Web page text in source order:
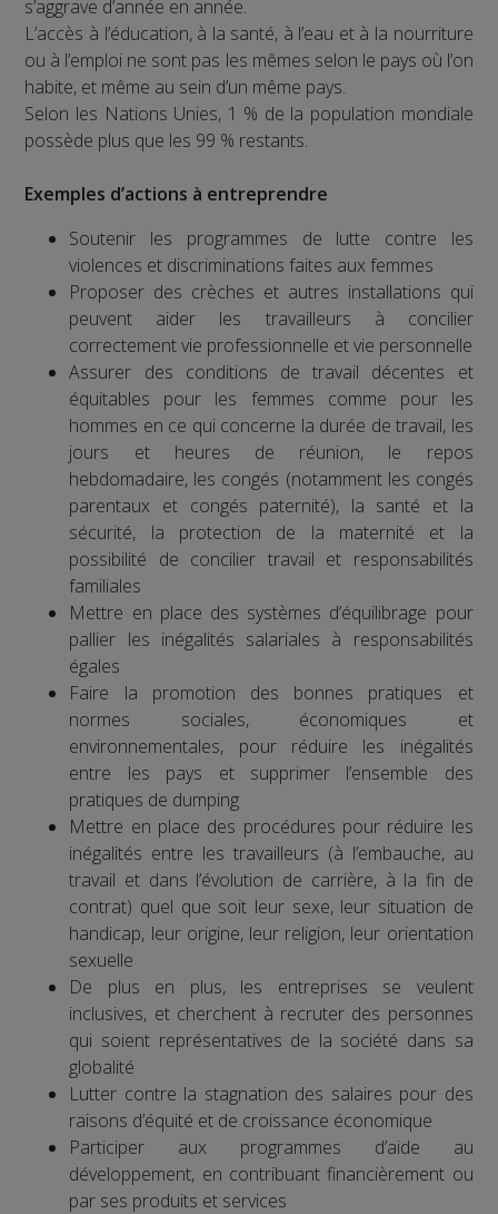
s’aggrave d’année en année.
L’accès à l’éducation, à la santé, à l’eau et à la nourriture
ou à l’emploi ne sont pas les mêmes selon le pays où l’on
habite, et même au sein d’un même pays.
Selon les Nations Unies, 1 % de la population mondiale
possède plus que les 99 % restants.
Exemples d’actions à entreprendre
Soutenir les programmes de lutte contre les
violences et discriminations faites aux femmes
Proposer des crèches et autres installations qui
peuvent aider les travailleurs à concilier
correctement vie professionnelle et vie personnelle
Assurer des conditions de travail décentes et
équitables pour les femmes comme pour les
hommes en ce qui concerne la durée de travail, les
jours et heures de réunion, le repos
hebdomadaire, les congés (notamment les congés
parentaux et congés paternité), la santé et la
sécurité, la protection de la maternité et la
possibilité de concilier travail et responsabilités
familiales
Mettre en place des systèmes d’équilibrage pour
pallier les inégalités salariales à responsabilités
égales
Faire la promotion des bonnes pratiques et
normes sociales, économiques et
environnementales, pour réduire les inégalités
entre les pays et supprimer l’ensemble des
pratiques de dumping
Mettre en place des procédures pour réduire les
inégalités entre les travailleurs (à l’embauche, au
travail et dans l’évolution de carrière, à la fin de
contrat) quel que soit leur sexe, leur situation de
handicap, leur origine, leur religion, leur orientation
sexuelle
De plus en plus, les entreprises se veulent
inclusives, et cherchent à recruter des personnes
qui soient représentatives de la société dans sa
globalité
Lutter contre la stagnation des salaires pour des
raisons d’équité et de croissance économique
Participer aux programmes d’aide au
développement, en contribuant financièrement ou
par ses produits et services